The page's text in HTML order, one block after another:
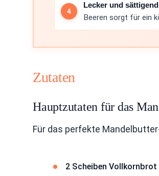
Lecker und
Beeren sorgt für ein
Zutaten
Hauptzutaten für das
Für das perfekte
2 Scheiben Vollkornbrot